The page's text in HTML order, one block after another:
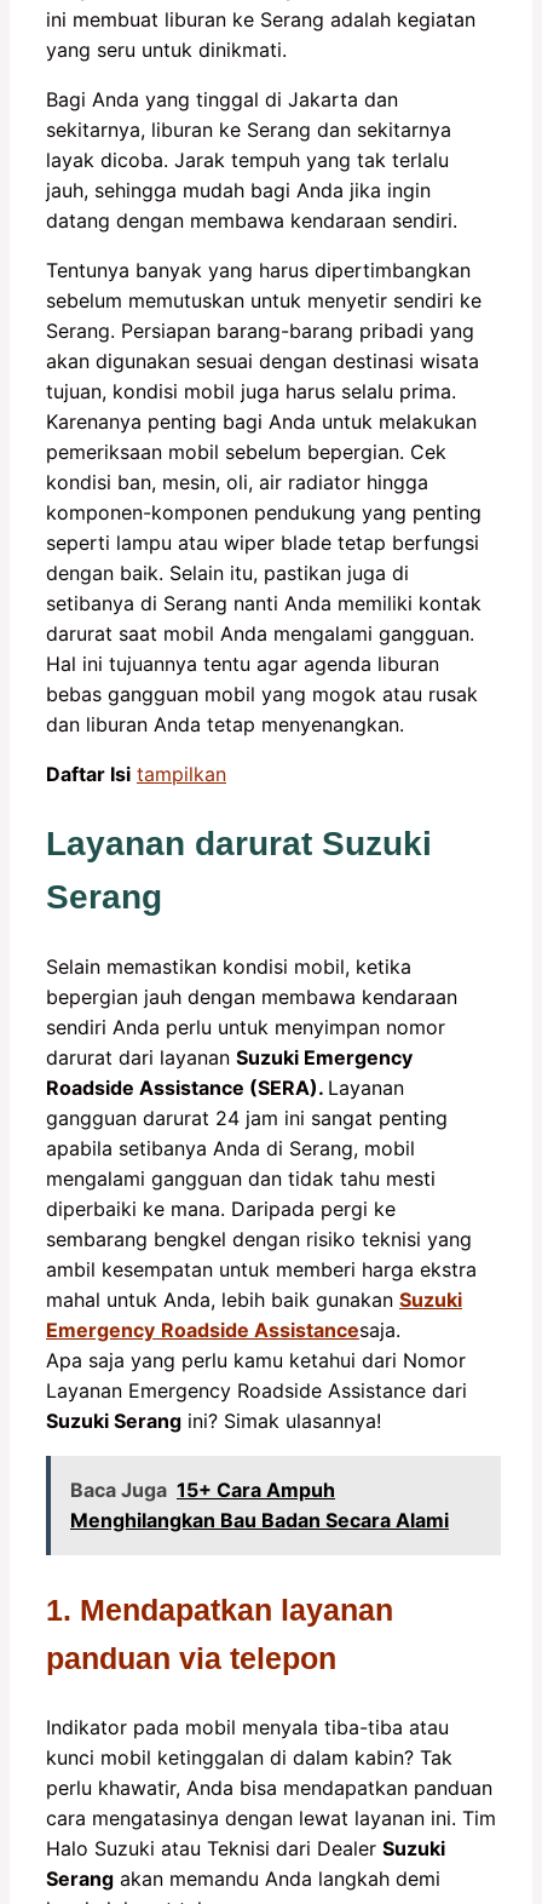
ini membuat liburan ke Serang adalah kegiatan
yang seru untuk dinikmati.
Bagi Anda yang tinggal di Jakarta dan
sekitarnya, liburan ke Serang dan sekitarnya
layak dicoba. Jarak tempuh yang tak terlalu
jauh, sehingga mudah bagi Anda jika ingin
datang dengan membawa kendaraan sendiri.
Tentunya banyak yang harus dipertimbangkan
sebelum memutuskan untuk menyetir sendiri ke
Serang. Persiapan barang-barang pribadi yang
akan digunakan sesuai dengan destinasi wisata
tujuan, kondisi mobil juga harus selalu prima.
Karenanya penting bagi Anda untuk melakukan
pemeriksaan mobil sebelum bepergian. Cek
kondisi ban, mesin, oli, air radiator hingga
komponen-komponen pendukung yang penting
seperti lampu atau wiper blade tetap berfungsi
dengan baik. Selain itu, pastikan juga di
setibanya di Serang nanti Anda memiliki kontak
darurat saat mobil Anda mengalami gangguan.
Hal ini tujuannya tentu agar agenda liburan
bebas gangguan mobil yang mogok atau rusak
dan liburan Anda tetap menyenangkan.
Daftar Isi tampilkan
Layanan darurat Suzuki
Serang
Selain memastikan kondisi mobil, ketika
bepergian jauh dengan membawa kendaraan
sendiri Anda perlu untuk menyimpan nomor
darurat dari layanan Suzuki Emergency
Roadside Assistance (SERA). Layanan
gangguan darurat 24 jam ini sangat penting
apabila setibanya Anda di Serang, mobil
mengalami gangguan dan tidak tahu mesti
diperbaiki ke mana. Daripada pergi ke
sembarang bengkel dengan risiko teknisi yang
ambil kesempatan untuk memberi harga ekstra
mahal untuk Anda, lebih baik gunakan Suzuki
Emergency Roadside Assistancesaja.
Apa saja yang perlu kamu ketahui dari Nomor
Layanan Emergency Roadside Assistance dari
Suzuki Serang ini? Simak ulasannya!
Baca Juga 15+ Cara Ampuh
Menghilangkan Bau Badan Secara Alami
1. Mendapatkan layanan
panduan via telepon
Indikator pada mobil menyala tiba-tiba atau
kunci mobil ketinggalan di dalam kabin? Tak
perlu khawatir, Anda bisa mendapatkan panduan
cara mengatasinya dengan lewat layanan ini. Tim
Halo Suzuki atau Teknisi dari Dealer Suzuki
Serang akan memandu Anda langkah demi